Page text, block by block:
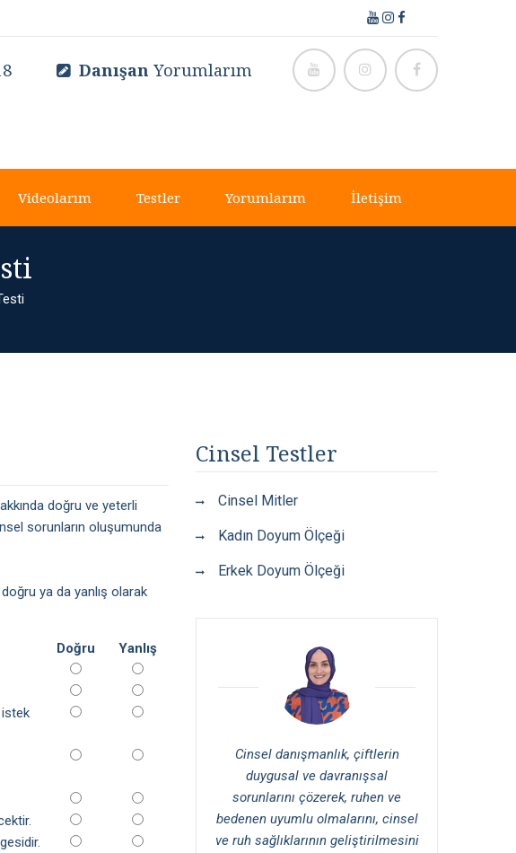
Danışan Yorumlarım
Videolarım Testler Yorumlarım İletişim
doğru ve yeterli
sorunların oluşumunda
ya da yanlış olarak
Doğru
Yanlış
istek
Cinsel Testler
Cinsel Mitler
Kadın Doyum Ölçeği
Erkek Doyum Ölçeği
Cinsel danışmanlık, çiftlerin
duygusal ve davranışsal
sorunlarını çözerek, ruhen ve
bedenen uyumlu olmalarını, cinsel
ve ruh sağlıklarının geliştirilmesini